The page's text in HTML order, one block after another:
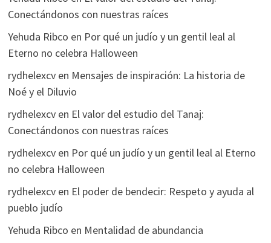
Conectándonos con nuestras raíces
Yehuda Ribco en Por qué un judío y un gentil leal al
Eterno no celebra Halloween
rydhelexcven Mensajes de inspiración: La historia de
Noé y el Diluvio
rydhelexcven El valor del estudio del Tanaj:
Conectándonos con nuestras raíces
rydhelexcven Por qué un judío y un gentil leal al Eterno
no celebra Halloween
rydhelexcven El poder de bendecir: Respeto y ayuda al
pueblo judío
Yehuda Ribco en Mentalidad de abundancia